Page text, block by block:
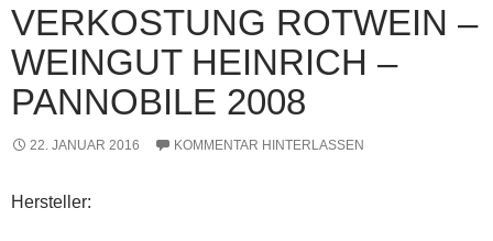
VERKOSTUNG ROTWEIN –
WEINGUT HEINRICH –
PANNOBILE 2008
22. JANUAR 2016 KOMMENTAR HINTERLASSEN
Hersteller: